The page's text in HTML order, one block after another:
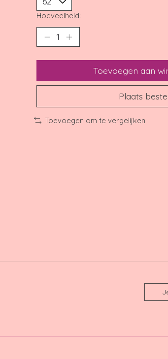
Hoeveelheid:
Toevoegen aan
Plaats
Toevoegen om te vergelijken